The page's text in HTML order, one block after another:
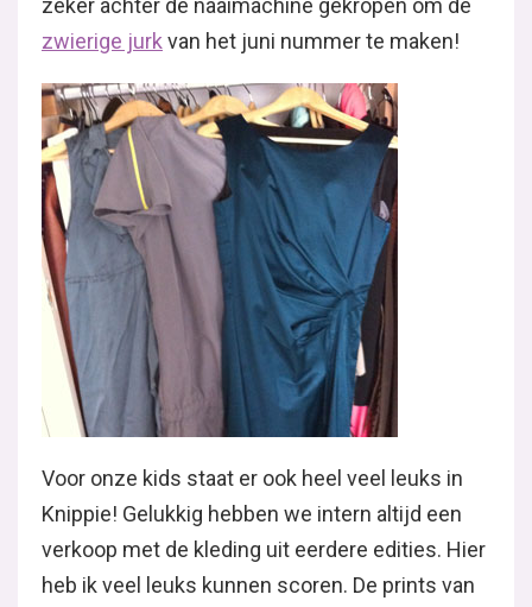
zeker achter de naaimachine gekropen om de
zwierige jurk van het juni nummer te maken!
Voor onze kids staat er ook heel veel leuks in
Knippie! Gelukkig hebben we intern altijd een
verkoop met de kleding uit eerdere edities. Hier
heb ik veel leuks kunnen scoren. De prints van